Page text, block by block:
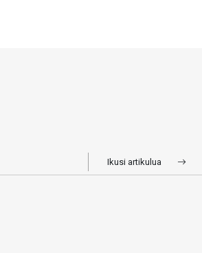
Ikusi artikulua